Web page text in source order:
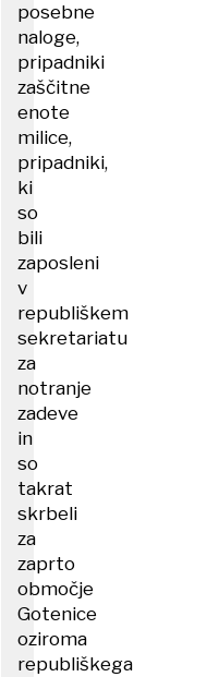
posebne
naloge,
pripadniki
zaščitne
enote
milice,
pripadniki,
ki
so
bili
zaposleni
v
republiškem
sekretariatu
za
notranje
zadeve
in
so
takrat
skrbeli
za
zaprto
območje
Gotenice
oziroma
republiškega